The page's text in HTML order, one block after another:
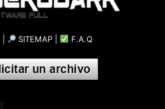
SITEMAP F.A.Q